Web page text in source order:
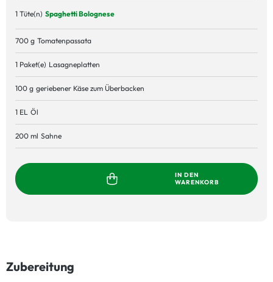
1 Tüte(n) Spaghetti Bolognese
700 g Tomatenpassata
1 Paket(e) Lasagneplatten
100 g geriebener Käse zum Überbacken
1 EL Öl
200 ml Sahne
IN DEN
WARENKORB
Zubereitung